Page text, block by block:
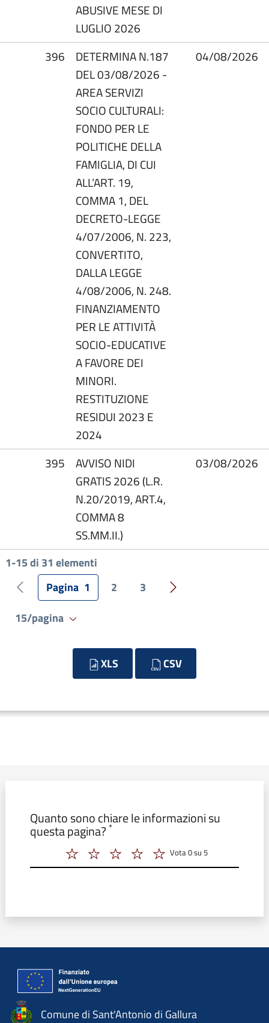
ABUSIVE MESE DI
LUGLIO 2026
396
DETERMINA N.187
DEL 03/08/2026 -
AREA SERVIZI
SOCIO CULTURALI:
FONDO PER LE
POLITICHE DELLA
FAMIGLIA, DI CUI
ALL’ART. 19,
COMMA 1, DEL
DECRETO-LEGGE
4/07/2006, N. 223,
CONVERTITO,
DALLA LEGGE
4/08/2006, N. 248.
FINANZIAMENTO
PER LE ATTIVITÀ
SOCIO-EDUCATIVE
A FAVORE DEI
MINORI.
RESTITUZIONE
RESIDUI 2023 E
2024
04/08/2026
395
AVVISO NIDI
GRATIS 2026 (L.R.
N.20/2019, ART.4,
COMMA 8
SS.MM.II.)
03/08/2026
1-15 di 31 elementi
Pagina precedente
Pagina 1 2 3
Pagina successiva
15/pagina
XLS CSV
Quanto sono chiare le informazioni su
questa pagina? *
Vota 2 su 5
Vota 3 su 5
Vota 4 su 5
Vota 5 su 5
Vota 6 su 5
Vota 0 su 5
Comune di Sant'Antonio di Gallura